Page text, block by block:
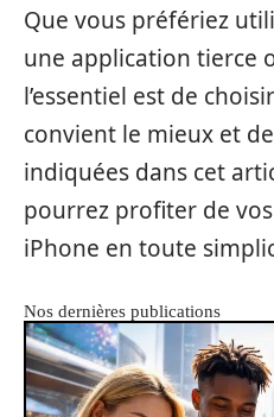
Que vous préfériez
une application tierce
l’essentiel est de
convient le mieux et
indiquées dans cet
pourrez profiter de
iPhone en toute
Nos dernières publications